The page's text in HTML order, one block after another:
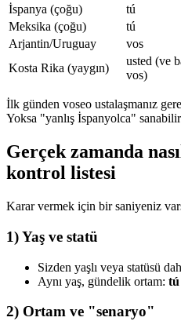
İspanya (çoğu)
tú
Meksika (çoğu)
tú
Arjantin/Uruguay
vos
Kosta Rika (yaygın)
usted (ve
vos)
İlk günden voseo ustalaşmanız
Yoksa "yanlış İspanyolca"
Gerçek zamanda
kontrol listesi
Karar vermek için bir saniyeniz
1) Yaş ve statü
Sizden yaşlı veya statüsü
Aynı yaş, gündelik ortam: tú
2) Ortam ve "senaryo"